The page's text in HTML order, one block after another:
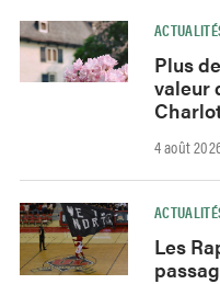
Plus
valeur
4 août
Les